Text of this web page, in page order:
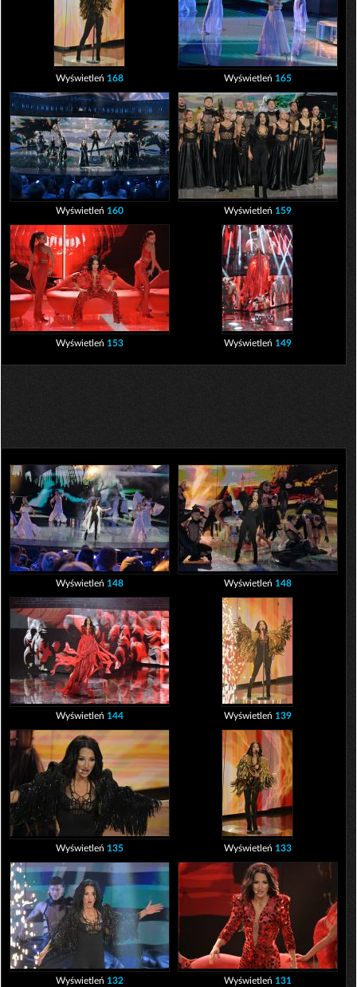
Wyświetleń 168 Wyświetleń 165
Wyświetleń 160 Wyświetleń 159
Wyświetleń 153 Wyświetleń 149
Wyświetleń 148 Wyświetleń 148
Wyświetleń 144 Wyświetleń 139
Wyświetleń 135 Wyświetleń 133
Wyświetleń 132 Wyświetleń 131